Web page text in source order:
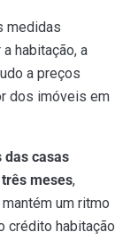
medidas
habitação, a
a preços
dos imóveis em
das casas
meses,
um ritmo
crédito habitação